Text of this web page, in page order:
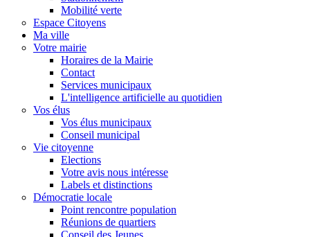
Mobilité verte
Espace Citoyens
Ma ville
Votre mairie
Horaires de la Mairie
Contact
Services municipaux
L'intelligence artificielle au quotidien
Vos élus
Vos élus municipaux
Conseil municipal
Vie citoyenne
Elections
Votre avis nous intéresse
Labels et distinctions
Démocratie locale
Point rencontre population
Réunions de quartiers